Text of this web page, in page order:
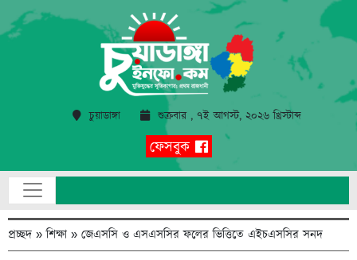
চুয়াডাঙ্গা শুক্রবার , ৭ই আগস্ট, ২০২৬ খ্রিস্টাব্দ
ফেসবুক
প্রচ্ছদ »শিক্ষা » জেএসসি ও এসএসসির ফলের ভিত্তিতে এইচএসসির সনদ